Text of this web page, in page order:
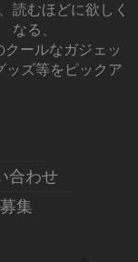
読むほどに欲しく
なる、
クールなガジェッ
ッズ等をピックア
合わせ
集